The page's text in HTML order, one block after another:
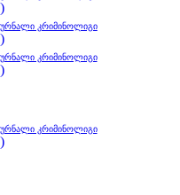
კრიმინოლიგი
კრიმინოლიგი
კრიმინოლიგი